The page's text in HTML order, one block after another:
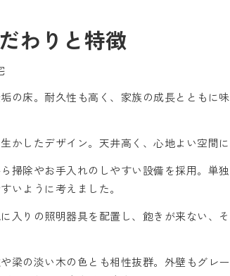
わりと特徴
の床。耐久性も高く、家族の成長とともに
かしたデザイン。天井高く、心地よい空間に
掃除やお手入れのしやすい設備を採用。単
いように考えました。
入りの照明器具を配置し、飽きが来ない、
梁の淡い木の色とも相性抜群。外壁もグレ